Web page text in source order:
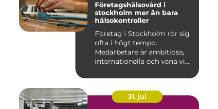
Företagshälsovård i
stockholm mer än bara
hälsokontroller
Företag i Stockholm rör sig
ofta i högt tempo.
Medarbetare är ambitiösa,
internationella och vana vi...
31. jul